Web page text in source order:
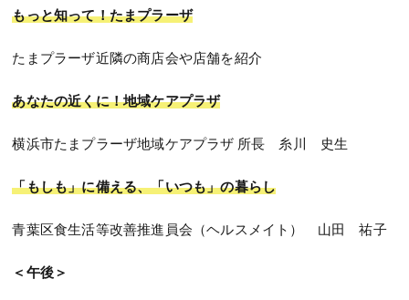
もっと知って！たまプラーザ
たまプラーザ近隣の商店会や店舗を紹介
あなたの近くに！地域ケアプラザ
横浜市たまプラーザ地域ケアプラザ 所長 糸川 史生
「もしも」に備える、「いつも」の暮らし
青葉区食生活等改善推進員会（ヘルスメイト） 山田 祐子
＜午後＞